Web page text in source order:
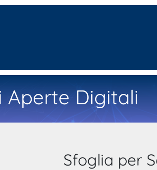
Aperte Digitali
Sfoglia per